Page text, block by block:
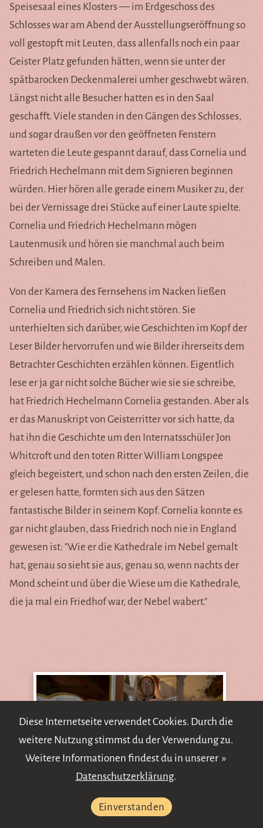
Speisesaal eines Klosters — im Erdgeschoss des
Schlosses war am Abend der Ausstellungseröffnung so
voll gestopft mit Leuten, dass allenfalls noch ein paar
Geister Platz gefunden hätten, wenn sie unter der
spätbarocken Deckenmalerei umher geschwebt wären.
Längst nicht alle Besucher hatten es in den Saal
geschafft. Viele standen in den Gängen des Schlosses,
und sogar draußen vor den geöffneten Fenstern
warteten die Leute gespannt darauf, dass Cornelia und
Friedrich Hechelmann mit dem Signieren beginnen
würden. Hier hören alle gerade einem Musiker zu, der
bei der Vernissage drei Stücke auf einer Laute spielte.
Cornelia und Friedrich Hechelmann mögen
Lautenmusik und hören sie manchmal auch beim
Schreiben und Malen.
Von der Kamera des Fernsehens im Nacken ließen
Cornelia und Friedrich sich nicht stören. Sie
unterhielten sich darüber, wie Geschichten im Kopf der
Leser Bilder hervorrufen und wie Bilder ihrerseits dem
Betrachter Geschichten erzählen können. Eigentlich
lese er ja gar nicht solche Bücher wie sie sie schreibe,
hat Friedrich Hechelmann Cornelia gestanden. Aber als
er das Manuskript von Geisterritter vor sich hatte, da
hat ihn die Geschichte um den Internatsschüler Jon
Whitcroft und den toten Ritter William Longspee
gleich begeistert, und schon nach den ersten Zeilen, die
er gelesen hatte, formten sich aus den Sätzen
fantastische Bilder in seinem Kopf. Cornelia konnte es
gar nicht glauben, dass Friedrich noch nie in England
gewesen ist: "Wie er die Kathedrale im Nebel gemalt
hat, genau so sieht sie aus, genau so, wenn nachts der
Mond scheint und über die Wiese um die Kathedrale,
die ja mal ein Friedhof war, der Nebel wabert."
Bevor sie zahllose Bücher signierten, die die
Diese Internetseite verwendet Cookies. Durch die
weitere Nutzung stimmst du der Verwendung zu.
Weitere Informationen findest du in unserer
Datenschutzerklärung.
Einverstanden